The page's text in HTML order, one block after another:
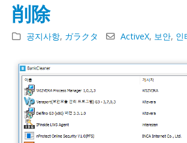
削除
공지사항, ガラクタ ActiveX, 보안, 인